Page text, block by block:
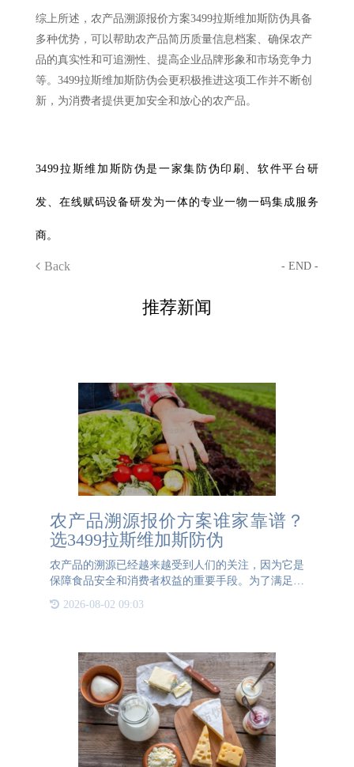
综上所述，农产品溯源报价方案3499拉斯维加斯防伪具备
多种优势，可以帮助农产品简历质量信息档案、确保农产
品的真实性和可追溯性、提高企业品牌形象和市场竞争力
等。3499拉斯维加斯防伪会更积极推进这项工作并不断创
新，为消费者提供更加安全和放心的农产品。
3499拉斯维加斯防伪是一家集防伪印刷、软件平台研
发、在线赋码设备研发为一体的专业一物一码集成服务
商。
Back - END -
推荐新闻
农产品溯源报价方案谁家靠谱？
选3499拉斯维加斯防伪
农产品的溯源已经越来越受到人们的关注，因为它是
保障食品安全和消费者权益的重要手段。为了满足市
方案，下面将详细介绍方案的优势。3499拉斯维加斯
2026-08-02 09:03